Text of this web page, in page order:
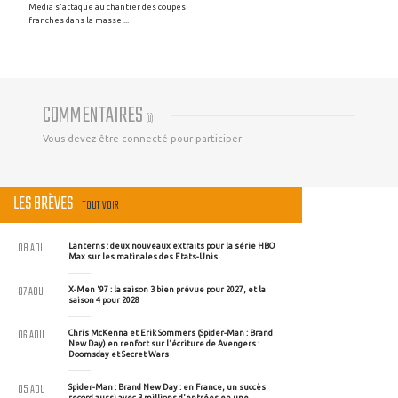
Media s'attaque au chantier des coupes
franches dans la masse ...
COMMENTAIRES (0)
Vous devez être connecté pour participer
LES BRÈVES TOUT VOIR
Lanterns : deux nouveaux extraits pour la série HBO
Max sur les matinales des Etats-Unis
08 AOU
X-Men '97 : la saison 3 bien prévue pour 2027, et la
saison 4 pour 2028
07 AOU
Chris McKenna et Erik Sommers (Spider-Man : Brand
New Day) en renfort sur l'écriture de Avengers :
Doomsday et Secret Wars
06 AOU
Spider-Man : Brand New Day : en France, un succès
05 AOU